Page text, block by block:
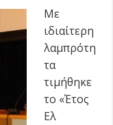
Με
ιδιαίτερη
λαμπρότη
τα
τιμήθηκε
το «Έτος
Ελ